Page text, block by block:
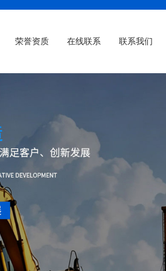
荣誉资质 在线联系 联系我们